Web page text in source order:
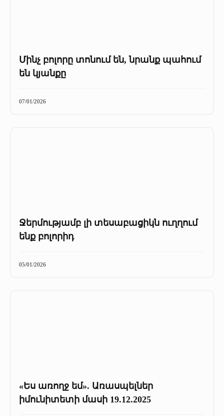
Մինչ բոլորը տոնում են, նրանք պահում
են կյանքը
07/01/2026
Ջերմությամբ լի տեսաբացիկն ուղղում
ենք բոլորիդ
05/01/2026
«Ես առողջ եմ». Առասպելներ
իմունիտետի մասի 19.12.2025